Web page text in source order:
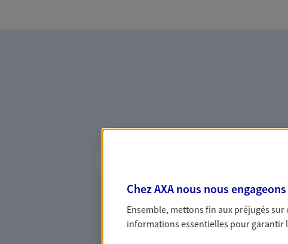
Vous accompagner dans vos
votre vie, c'est ainsi que nous
la confiance et la proximité.
connaître que nous proposons
Chez AXA nous nous
Ensemble, mettons fin aux préjugés
informations essentielles pour garantir